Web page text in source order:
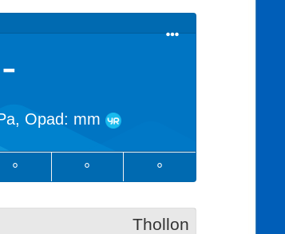
-
hPa, Opad: mm
° ° °
Thollon